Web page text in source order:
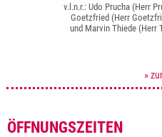
v.l.n.r.: Udo Prucha (Herr
Goetzfried (Herr
und Marvin Thiede
»
ÖFFNUNGSZEITEN